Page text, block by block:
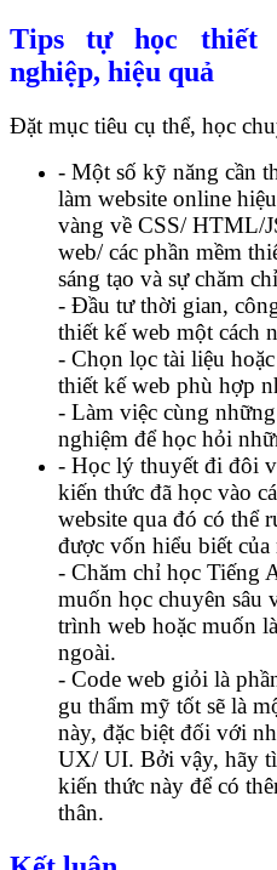
Tips tự học thiết
nghiệp, hiệu quả
Đặt mục tiêu cụ thể, học
- Một số kỹ năng cần
làm website online
vàng về CSS/ HTML/
web/ các phần mềm
sáng tạo và sự chăm
- Đầu tư thời gian,
thiết kế web một cách
- Chọn lọc tài liệu
thiết kế web phù hợp
- Làm việc cùng
nghiệm để học hỏi
- Học lý thuyết đi đôi
kiến thức đã học vào
website qua đó có thể
được vốn hiểu biết của
- Chăm chỉ học Tiếng
muốn học chuyên sâu
trình web hoặc muốn
ngoài.
- Code web giỏi là
gu thẩm mỹ tốt sẽ là
này, đặc biệt đối với
UX/ UI. Bởi vậy, hãy
kiến thức này để có
thân.